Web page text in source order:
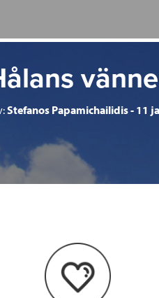
Stefanos Papamichailidis 11